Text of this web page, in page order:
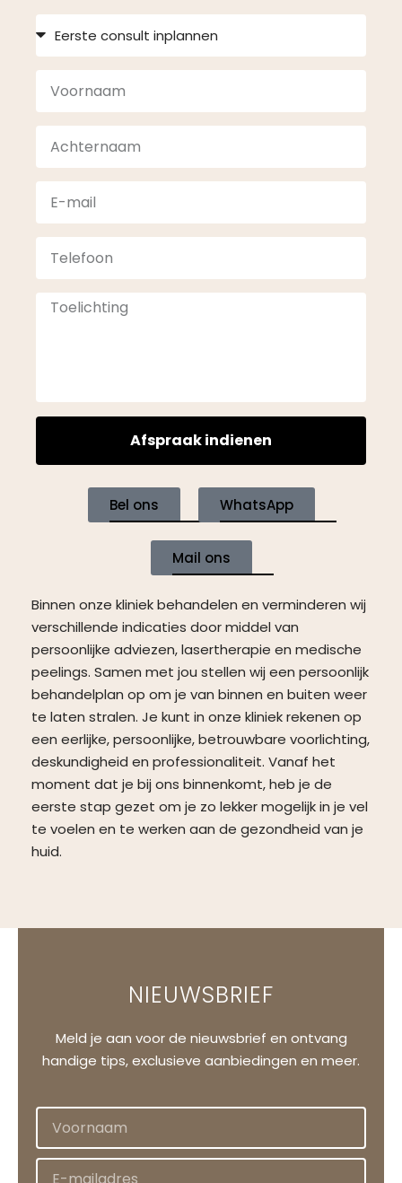
Afspraak indienen
Bel ons WhatsApp
Mail ons
Binnen onze kliniek behandelen en verminderen wij
verschillende indicaties door middel van
persoonlijke adviezen, lasertherapie en medische
peelings. Samen met jou stellen wij een persoonlijk
behandelplan op om je van binnen en buiten weer
te laten stralen. Je kunt in onze kliniek rekenen op
een eerlijke, persoonlijke, betrouwbare voorlichting,
deskundigheid en professionaliteit. Vanaf het
moment dat je bij ons binnenkomt, heb je de
eerste stap gezet om je zo lekker mogelijk in je vel
te voelen en te werken aan de gezondheid van je
huid.
NIEUWSBRIEF
Meld je aan voor de nieuwsbrief en ontvang
handige tips, exclusieve aanbiedingen en meer.